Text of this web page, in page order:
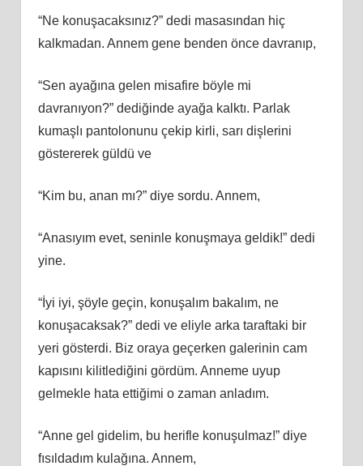
“Ne konuşacaksınız?” dedi masasından hiç
kalkmadan. Annem gene benden önce davranıp,
“Sen ayağına gelen misafire böyle mi
davranıyon?” dediğinde ayağa kalktı. Parlak
kumaşlı pantolonunu çekip kirli, sarı dişlerini
göstererek güldü ve
“Kim bu, anan mı?” diye sordu. Annem,
“Anasıyım evet, seninle konuşmaya geldik!” dedi
yine.
“İyi iyi, şöyle geçin, konuşalım bakalım, ne
konuşacaksak?” dedi ve eliyle arka taraftaki bir
yeri gösterdi. Biz oraya geçerken galerinin cam
kapısını kilitlediğini gördüm. Anneme uyup
gelmekle hata ettiğimi o zaman anladım.
“Anne gel gidelim, bu herifle konuşulmaz!” diye
fısıldadım kulağına. Annem,